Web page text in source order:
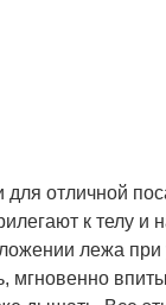
отличной
к
лежа
мгновенно